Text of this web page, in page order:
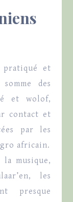
pratiqué et
des
et wolof,
contact et
par les
africain.
la musique,
les
presque